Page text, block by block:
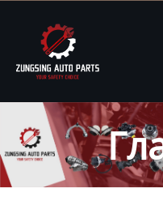
Главная
Продукция
Новости
О нас
Контакты